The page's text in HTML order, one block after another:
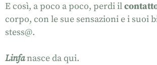
E così, a poco a poco, perdi il
corpo, con le sue sensazioni e i suoi
stess@.
Linfanasce da qui.